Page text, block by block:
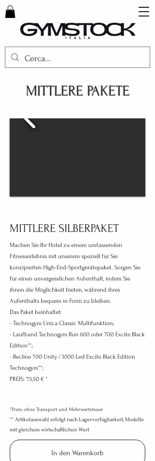
MITTLERE PAKETE
MITTLERE SILBERPAKET
Machen Sie Ihr Hotel zu einem umfassenden
Fitnesserlebnis mit unserem speziell für Sie
konzipierten High-End-Sportgerätepaket. Sorgen Sie
für einen unvergesslichen Aufenthalt, indem Sie
ihnen die Möglichkeit bieten, während ihres
Aufenthalts bequem in Form zu bleiben.
Das Paket beinhaltet:
- Technogym Unica Classic Multifunktion;
- Laufband Technogym Run 600 oder 700 Excite Black
Edition**;
- Recline 700 Unity / 1000 Led Excite Black Edition
Technogym**;
PREIS: 73,50 € *
*Preis ohne Transport und Mehrwertsteuer
** Artikelauswahl erfolgt nach Lagerverfügbarkeit, Modelle
mit gleichem wirtschaftlichen Wert
In den Warenkorb